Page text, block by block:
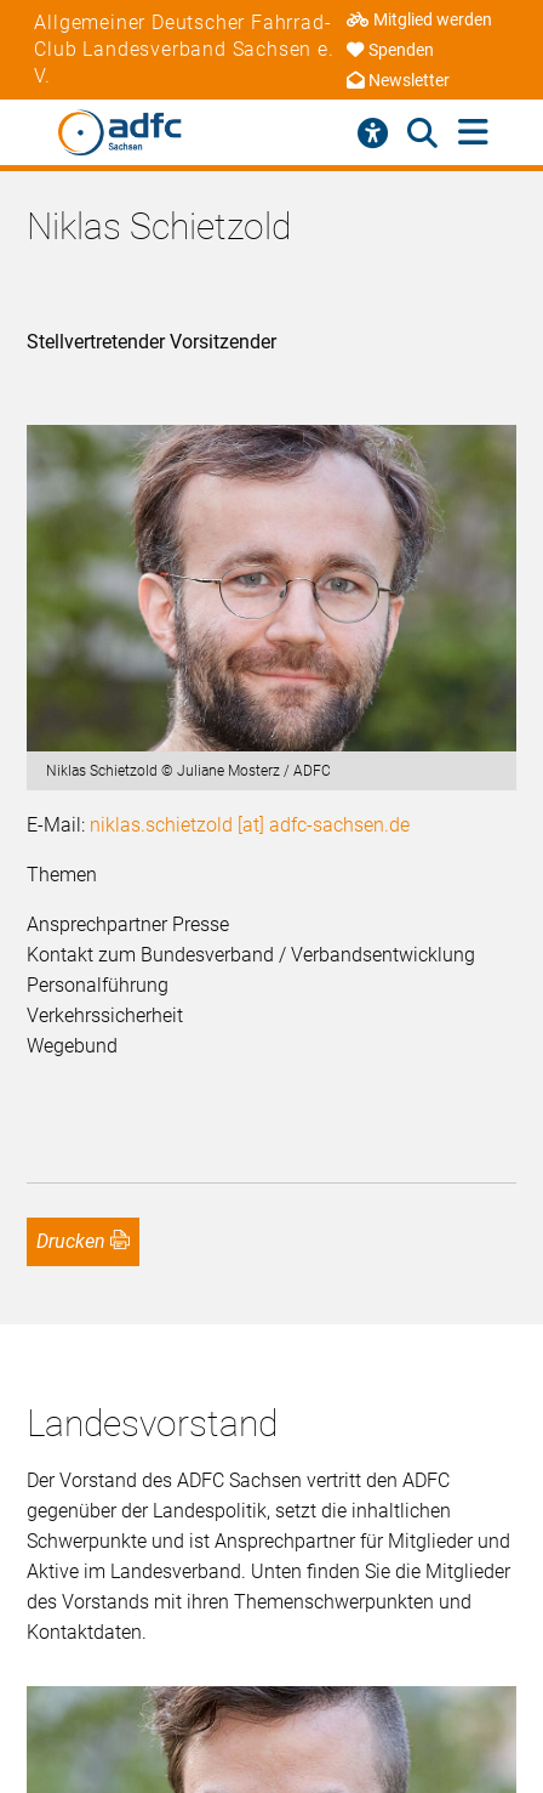
Allgemeiner Deutscher Fahrrad-
Club Landesverband Sachsen e.
V.
Mitglied werden
Spenden
Newsletter
Niklas Schietzold
Stellvertretender Vorsitzender
Niklas Schietzold © Juliane Mosterz / ADFC
E-Mail: niklas.schietzold [at] adfc-sachsen.de
Themen
Ansprechpartner Presse
Kontakt zum Bundesverband / Verbandsentwicklung
Personalführung
Verkehrssicherheit
Wegebund
Drucken
Landesvorstand
Der Vorstand des ADFC Sachsen vertritt den ADFC
gegenüber der Landespolitik, setzt die inhaltlichen
Schwerpunkte und ist Ansprechpartner für Mitglieder und
Aktive im Landesverband. Unten finden Sie die Mitglieder
des Vorstands mit ihren Themenschwerpunkten und
Kontaktdaten.